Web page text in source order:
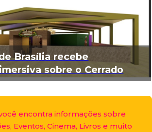
Brasília recebe
sobre o Cerrado
encontra informações sobre
Eventos, Cinema, Livros e muito